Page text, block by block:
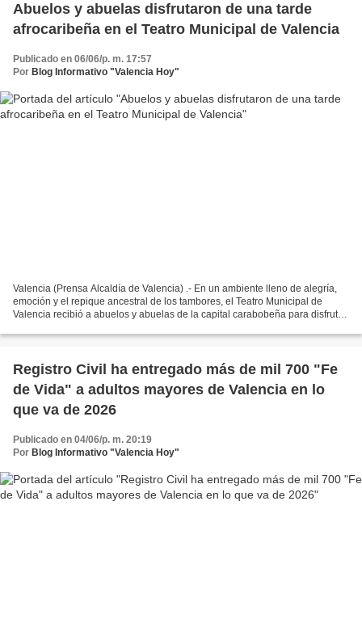
Abuelos y abuelas disfrutaron de una tarde
afrocaribeña en el Teatro Municipal de Valencia
Publicado en 06/06/p. m. 17:57
Por Blog Informativo "Valencia Hoy"
Valencia (Prensa Alcaldía de Valencia) .- En un ambiente lleno de alegría,
emoción y el repique ancestral de los tambores, el Teatro Municipal de
Valencia recibió a abuelos y abuelas de la capital carabobeña para disfrutar
Registro Civil ha entregado más de mil 700 "Fe
de Vida" a adultos mayores de Valencia en lo
que va de 2026
Publicado en 04/06/p. m. 20:19
Por Blog Informativo "Valencia Hoy"